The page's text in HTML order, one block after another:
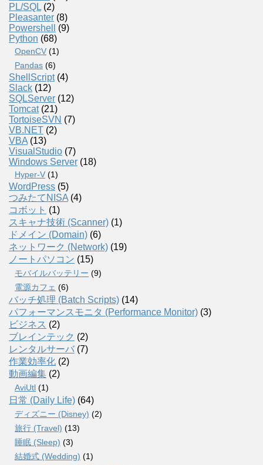
PL/SQL (2)
Pleasanter (8)
Powershell
(9)
Python (68)
OpenCV (1)
Pandas (6)
ShellScript(4)
Slack (12)
SQLServer (12)
Tomcat(21)
TortoiseSVN (7)
VB.NET (2)
VBA (13)
VisualStudio (7)
Windows Server (18)
Hyper-V (1)
WordPress (5)
つみたてNISA (4)
コボット (1)
スキャナ技術 (Scanner) (1)
ドメイン (Domain) (6)
ネットワーク (Network) (19)
ノートパソコン (15)
モバイルバッテリー (9)
電源カフェ (6)
バッチ処理 (Batch Scripts) (14)
パフォーマンスモニタ (Performance Monitor) (3)
ビジネス (2)
ブレインテック (2)
レンタルサーバ (7)
作業効率化 (2)
動画編集 (2)
AviUtl (1)
日常 (Daily Life) (64)
ディズニー (Disney) (2)
旅行 (Travel) (13)
睡眠 (Sleep) (3)
結婚式 (Wedding) (1)